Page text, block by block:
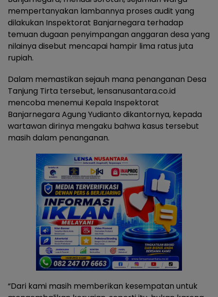
mempertanyakan lambannya proses audit yang
dilakukan Inspektorat Banjarnegara terhadap
temuan dugaan penyimpangan anggaran desa yang
nilainya disebut mencapai hampir lima ratus juta
rupiah.
Dalam memastikan sejauh mana penanganan Desa
Tanjung Tirta tersebut, lensanusantara.co.id
mencoba menemui Kepala Inspektorat
Banjarnegara Agung Yudianto dikantornya, kepada
wartawan dirinya mengaku bahwa kasus tersebut
masih dalam penanganan.
“Dari kami masih memberikan kesempatan untuk